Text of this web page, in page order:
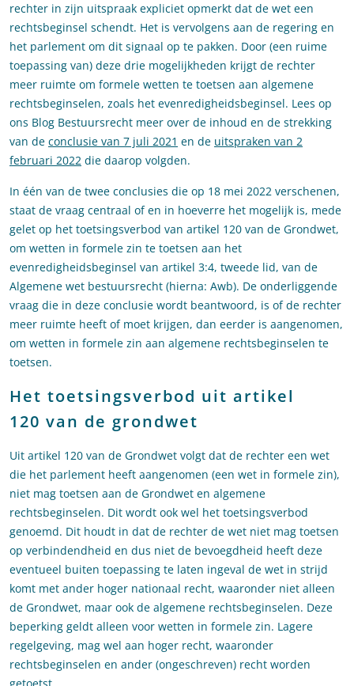
rechter in zijn uitspraak expliciet opmerkt dat de wet een
rechtsbeginsel schendt. Het is vervolgens aan de regering en
het parlement om dit signaal op te pakken. Door (een ruime
toepassing van) deze drie mogelijkheden krijgt de rechter
meer ruimte om formele wetten te toetsen aan algemene
rechtsbeginselen, zoals het evenredigheidsbeginsel. Lees op
ons Blog Bestuursrecht meer over de inhoud en de strekking
van de conclusie van 7 juli 2021 en de uitspraken van 2
februari 2022 die daarop volgden.
In één van de twee conclusies die op 18 mei 2022 verschenen,
staat de vraag centraal of en in hoeverre het mogelijk is, mede
gelet op het toetsingsverbod van artikel 120 van de Grondwet,
om wetten in formele zin te toetsen aan het
evenredigheidsbeginsel van artikel 3:4, tweede lid, van de
Algemene wet bestuursrecht (hierna: Awb). De onderliggende
vraag die in deze conclusie wordt beantwoord, is of de rechter
meer ruimte heeft of moet krijgen, dan eerder is aangenomen,
om wetten in formele zin aan algemene rechtsbeginselen te
toetsen.
Het toetsingsverbod uit artikel
120 van de grondwet
Uit artikel 120 van de Grondwet volgt dat de rechter een wet
die het parlement heeft aangenomen (een wet in formele zin),
niet mag toetsen aan de Grondwet en algemene
rechtsbeginselen. Dit wordt ook wel het toetsingsverbod
genoemd. Dit houdt in dat de rechter de wet niet mag toetsen
op verbindendheid en dus niet de bevoegdheid heeft deze
eventueel buiten toepassing te laten ingeval de wet in strijd
komt met ander hoger nationaal recht, waaronder niet alleen
de Grondwet, maar ook de algemene rechtsbeginselen. Deze
beperking geldt alleen voor wetten in formele zin. Lagere
regelgeving, mag wel aan hoger recht, waaronder
rechtsbeginselen en ander (ongeschreven) recht worden